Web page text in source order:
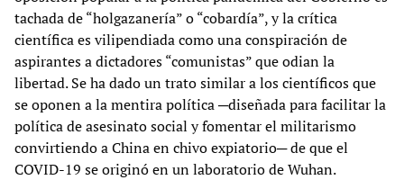
tachada de “holgazanería” o “cobardía”, y la crítica
científica es vilipendiada como una conspiración de
aspirantes a dictadores “comunistas” que odian la
libertad. Se ha dado un trato similar a los científicos que
se oponen a la mentira política ─diseñada para facilitar la
política de asesinato social y fomentar el militarismo
convirtiendo a China en chivo expiatorio─ de que el
COVID-19 se originó en un laboratorio de Wuhan.